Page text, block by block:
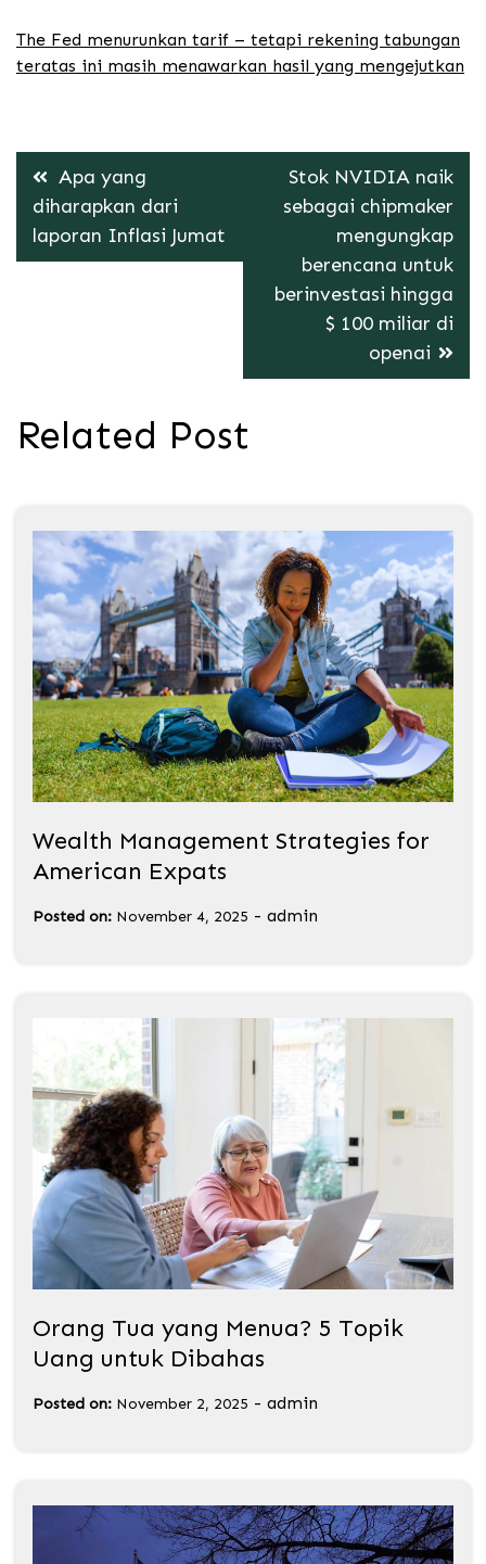
The Fed menurunkan tarif – tetapi rekening tabungan
teratas ini masih menawarkan hasil yang mengejutkan
Post
navigation
Apa yang
diharapkan dari
laporan Inflasi Jumat
Stok NVIDIA naik
sebagai chipmaker
mengungkap
berencana untuk
berinvestasi hingga
$ 100 miliar di
openai
Related Post
Wealth Management Strategies for
American Expats
Posted on: November 4, 2025 - admin
Orang Tua yang Menua? 5 Topik
Uang untuk Dibahas
Posted on: November 2, 2025 - admin